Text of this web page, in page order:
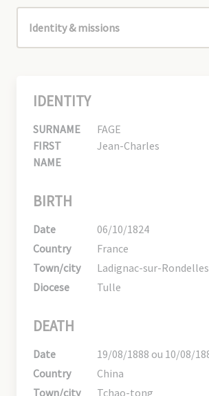
IDENTITY
SURNAME
FAGE
FIRST
NAME
Jean-Charles
BIRTH
Date
06/10/1824
Country
France
Town/city
Ladignac-sur-Rondelles
Diocese
Tulle
DEATH
Date
19/08/1888 ou 10/08/
Country
China
Town/city
Tchao-tong